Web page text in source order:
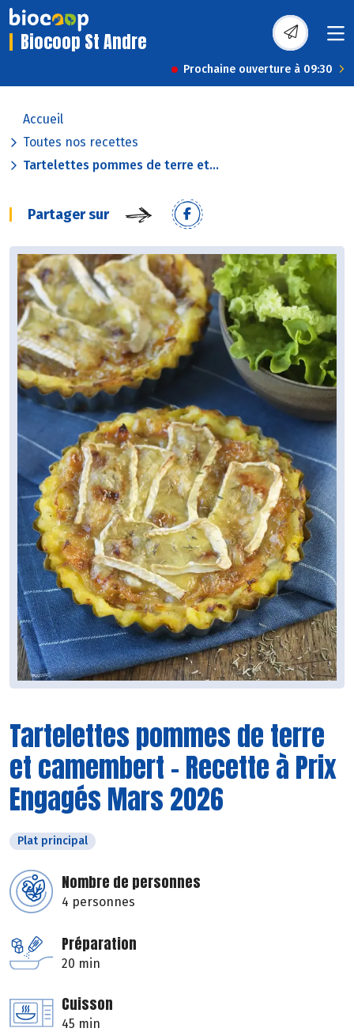
Biocoop St Andre
Prochaine ouverture à 09:30
Accueil
Toutes nos recettes
Tartelettes pommes de terre et...
Partager sur
Tartelettes pommes de terre
et camembert - Recette à Prix
Engagés Mars 2026
Plat principal
Nombre de personnes
4 personnes
Préparation
20 min
Cuisson
45 min